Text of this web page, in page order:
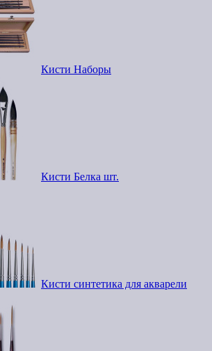
Кисти Наборы
Кисти Белка шт.
Кисти синтетика для акварели